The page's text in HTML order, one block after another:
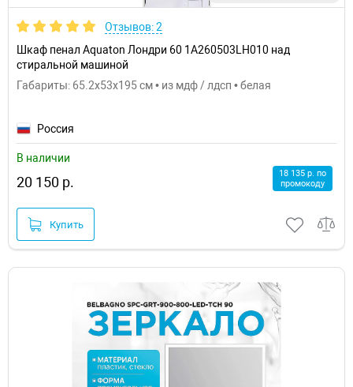
Отзывов: 2
Шкаф пенал Aquaton Лондри 60 1A260503LH010 над
стиральной машиной
Габариты: 65.2x53x195 см • из мдф / лдсп • белая
Россия
В наличии
20 150 р.
18 135 р. по
промокоду
Купить